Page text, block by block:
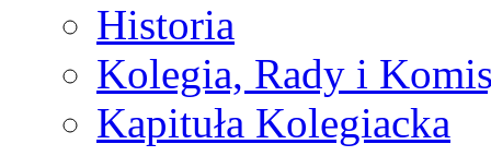
Historia
Kolegia, Rady i
Kapituła Kolegiacka